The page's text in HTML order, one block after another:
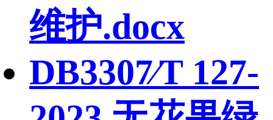
维护.docx
DB3307∕T 127-